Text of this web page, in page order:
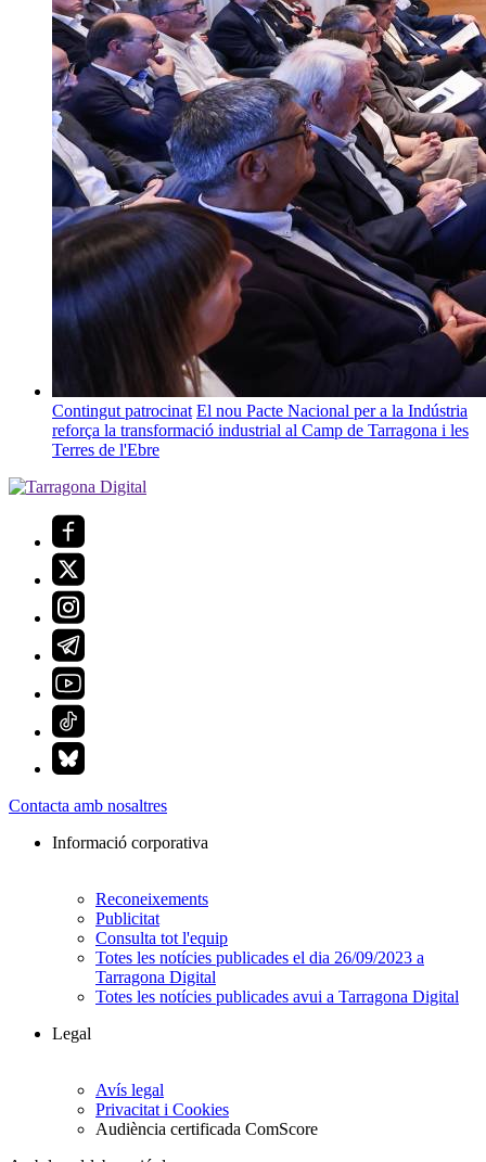
Contingut patrocinat El nou Pacte Nacional per a la Indústria
reforça la transformació industrial al Camp de Tarragona i les
Terres de l'Ebre
Contacta amb nosaltres
Informació corporativa
Reconeixements
Publicitat
Consulta tot l'equip
Totes les notícies publicades el dia 26/09/2023 a
Tarragona Digital
Totes les notícies publicades avui a Tarragona Digital
Legal
Avís legal
Privacitat i Cookies
Audiència certificada ComScore